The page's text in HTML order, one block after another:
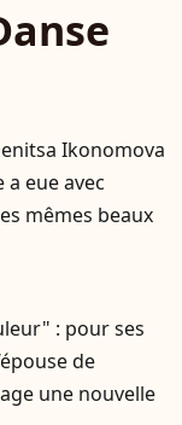
Ikonomova
a eue avec
mêmes beaux
: pour ses
de
une nouvelle